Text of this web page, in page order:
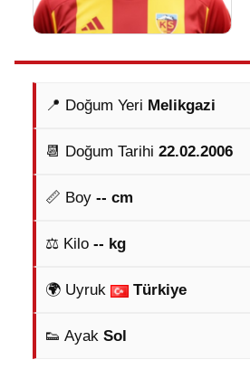
📍 Doğum Yeri Melikgazi
📆 Doğum Tarihi 22.02.2006
📏 Boy -- cm
⚖️ Kilo -- kg
🌍 Uyruk Türkiye
👟 Ayak Sol